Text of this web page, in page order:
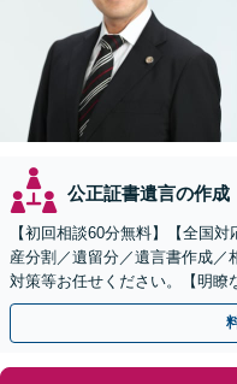
公正証書遺言の作成
【初回相談60分無料】【全国
産分割／遺留分／遺言書作成／
対策等お任せください。【明瞭
話相談可】